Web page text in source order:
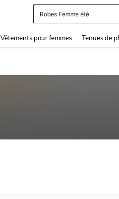
Robes Femme été
Vêtements pour femmes Tenues de